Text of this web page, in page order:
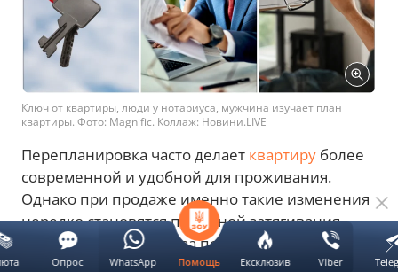
Ключ от квартиры, люди у нотариуса, мужчина изучает план
квартиры. Фото: Magnific. Коллаж: Новини.LIVE
Перепланировка часто делает квартиру более
современной и удобной для проживания.
Однако при продаже именно такие изменения
нередко становятся причиной затягивания
сделки или даже отказа покупателя.
Помощь Ексклюзив Viber
Опрос WhatsApp